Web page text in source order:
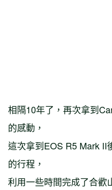
相隔10年了，再次拿到
的感動，
這次拿到EOS R5 Mark II
的行程，
利用一些時間完成了合歡